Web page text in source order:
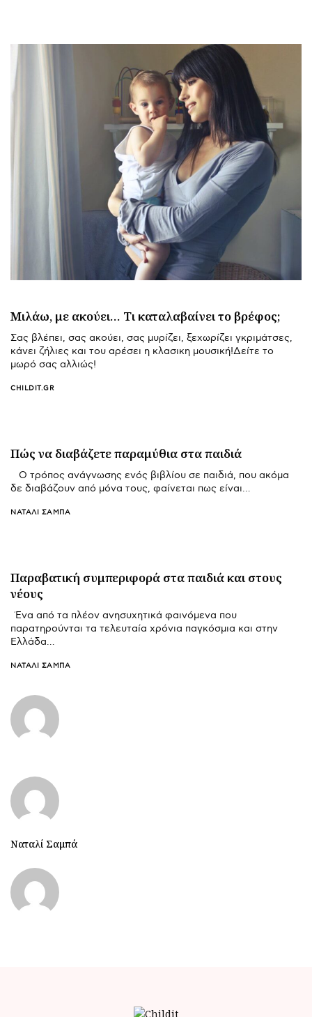
Μιλάω, με ακούει… Τι καταλαβαίνει το βρέφος;
Σας βλέπει, σας ακούει, σας μυρίζει, ξεχωρίζει γκριμάτσες,
κάνει ζήλιες και του αρέσει η κλασικη μουσική!Δείτε το
μωρό σας αλλιώς!
CHILDIT.GR
Πώς να διαβάζετε παραμύθια στα παιδιά
Ο τρόπος ανάγνωσης ενός βιβλίου σε παιδιά, που ακόμα
δε διαβάζουν από μόνα τους, φαίνεται πως είναι…
ΝΑΤΑΛΊ ΣΑΜΠΆ
Παραβατική συμπεριφορά στα παιδιά και στους
νέους
Ένα από τα πλέον ανησυχητικά φαινόμενα που
παρατηρούνται τα τελευταία χρόνια παγκόσμια και στην
Ελλάδα…
ΝΑΤΑΛΊ ΣΑΜΠΆ
Ναταλί Σαμπά